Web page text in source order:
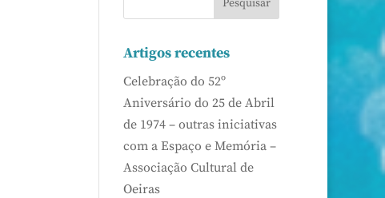
Artigos recentes
Celebração do 52º
Aniversário do 25 de Abril
de 1974 – outras iniciativas
com a Espaço e Memória –
Associação Cultural de
Oeiras